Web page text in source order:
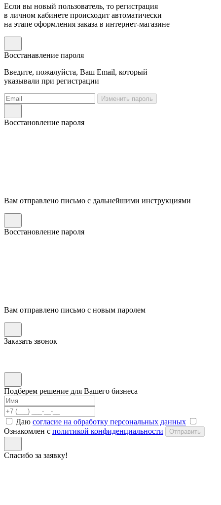
Если вы новый пользователь, то регистрация
в личном кабинете происходит автоматически
на этапе оформления заказа в интернет-магазине
Восстанавление пароля
Введите, пожалуйста, Ваш Email, который
указывали при регистрации
Изменить пароль
Восстановление пароля
Вам отправлено письмо с дальнейшими инструкциями
Восстановление пароля
Вам отправлено письмо с новым паролем
Заказать звонок
Подберем решение для Вашего бизнеса
Даю согласие на обработку персональных данных
Ознакомлен с политикой конфиденциальности Отправить
Спасибо за заявку!